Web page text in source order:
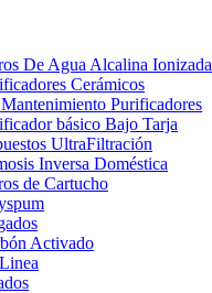
De Agua Alcalina Ionizada
Cerámicos
Purificadores
básico Bajo Tarja
UltraFiltración
Inversa Doméstica
de Cartucho
Activado